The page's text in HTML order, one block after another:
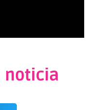
noticia